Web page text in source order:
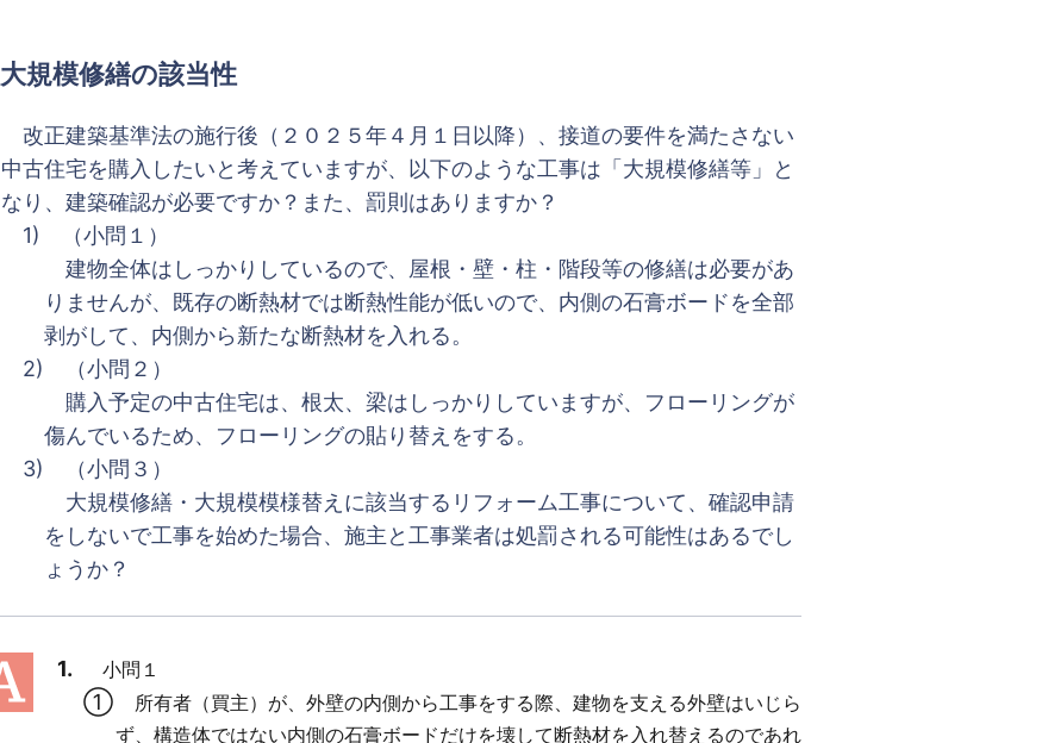
大規模修繕の該当性
改正建築基準法の施行後（２０２５年４月１日以降）、接道の要件を満たさない
中古住宅を購入したいと考えていますが、以下のような工事は「大規模修繕等」と
なり、建築確認が必要ですか？また、罰則はありますか？
1) （小問１）
建物全体はしっかりしているので、屋根・壁・柱・階段等の修繕は必要があ
りませんが、既存の断熱材では断熱性能が低いので、内側の石膏ボードを全部
剥がして、内側から新たな断熱材を入れる。
2) （小問２）
購入予定の中古住宅は、根太、梁はしっかりしていますが、フローリングが
傷んでいるため、フローリングの貼り替えをする。
3) （小問３）
大規模修繕・大規模模様替えに該当するリフォーム工事について、確認申請
をしないで工事を始めた場合、施主と工事業者は処罰される可能性はあるでし
ょうか？
小問１
所有者（買主）が、外壁の内側から工事をする際、建物を支える外壁はいじら
ず、構造体ではない内側の石膏ボードだけを壊して断熱材を入れ替えるのであれ